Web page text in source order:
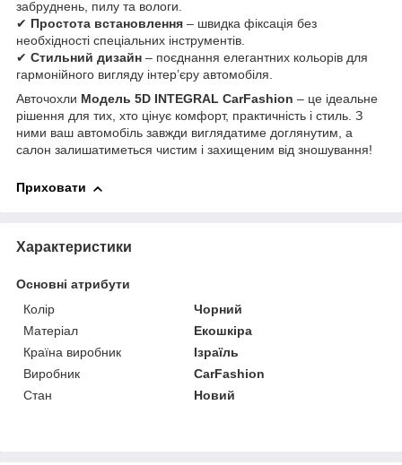
забруднень, пилу та вологи.
✔ Простота встановлення – швидка фіксація без
необхідності спеціальних інструментів.
✔ Стильний дизайн – поєднання елегантних кольорів для
гармонійного вигляду інтер’єру автомобіля.
Авточохли Модель 5D INTEGRAL CarFashion – це ідеальне
рішення для тих, хто цінує комфорт, практичність і стиль. З
ними ваш автомобіль завжди виглядатиме доглянутим, а
салон залишатиметься чистим і захищеним від зношування!
Приховати
Характеристики
Основні атрибути
Колір
Чорний
Матеріал
Екошкіра
Країна виробник
Ізраїль
Виробник
CarFashion
Стан
Новий